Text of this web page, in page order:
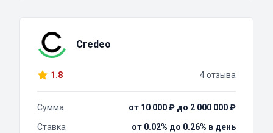
Credeo
1.8 4 отзыва
Сумма
от 10 000 ₽ до 2 000 000 ₽
Ставка
от 0.02% до 0.26% в день